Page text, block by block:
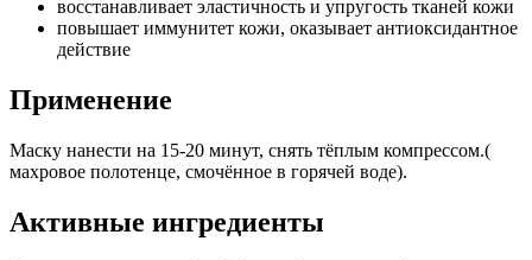
восстанавливает эластичность и упругость тканей кожи
повышает иммунитет кожи, оказывает антиоксидантное
действие
Применение
Маску нанести на 15-20 минут, снять тёплым компрессом.(
махровое полотенце, смочённое в горячей воде).
Активные ингредиенты